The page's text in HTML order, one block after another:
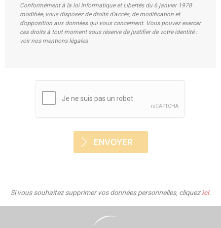
Conformément à la loi Informatique et Libertés du 6 janvier 1978
modifiée, vous disposez de droits d’accès, de modification et
d’opposition aux données qui vous concernent. Vous pouvez exercer
ces droits à tout moment sous réserve de justifier de votre identité :
voir nos mentions légales
Si vous souhaitez supprimer vos données personnelles, cliquezici.